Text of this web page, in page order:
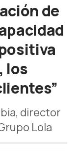
de
los
director
Lola